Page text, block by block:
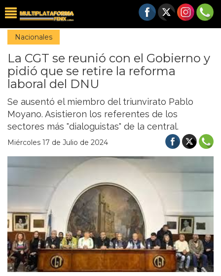
Nacionales
La CGT se reunió con el Gobierno y
pidió que se retire la reforma
laboral del DNU
Se ausentó el miembro del triunvirato Pablo
Moyano. Asistieron los referentes de los
sectores más "dialoguistas" de la central.
Miércoles 17 de Julio de 2024